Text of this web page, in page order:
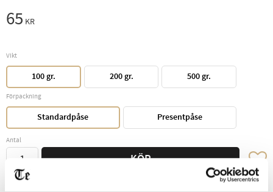
65 KR
Vikt
100 gr. 200 gr. 500 gr.
Förpackning
Standardpåse Presentpåse
Antal
KÖP Lägg